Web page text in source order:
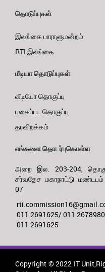
தொடுப்புகள்
இலங்கை பாராளுமன்றம்
RTI இலங்கை
மீடியா தொடுப்புகள்
வீடியோ தொகுப்பு
புகைப்பட தொகுப்பு
தரவிறக்கம்
எங்களை தொடர்புகொள்ள
அறை இல. 203-204,
சர்வதேச மகாநாட்டு
07
011 2691625/ 011 2678980
011 2691625
Copyright © 2022 IT